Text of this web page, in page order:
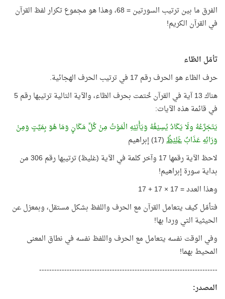
الفرق ما بين ترتيب السورتين = 68، وهذا هو مجموع تكرار لفظ القرآن
في القرآن الكريم!
تأمّل الظاء
حرف الظاء هو الحرف رقم 17 في ترتيب الحرف الهجائية.
هناك 13 آية في القرآن خُتمت بحرف الظاء، والآية التالية ترتيبها رقم 5
في قائمة هذه الآيات:
يَتَجَرَّعُهُ ولَا يَكَادُ يُسِيْغُهُ وَيَأْتِيْهِ الْمَوْتُ مِنْ كُلِّ مَكَانٍ وَمَا هُوَ بِمَيِّتٍ وَمِنْ
وَرَائِهِ عَذَابٌغَلِيْظٌ(17) إبراهيم
لاحظ الآية رقمها 17 وآخر كلمة في الآية (غليظ) ترتيبها رقم 306 من
بداية سورة إبراهيم!
وهذا العدد = 17 × 17 + 17
فتأمّل كيف يتعامل القرآن مع الحرف واللفظ بشكل مستقل، وبمعزل عن
الحيثية التي وردا بها!
وفي الوقت نفسه يتعامل مع الحرف واللفظ نفسه في نطاق المعنى
المحيط بهما!
-----------------------------------------------------------------------
المصدر: